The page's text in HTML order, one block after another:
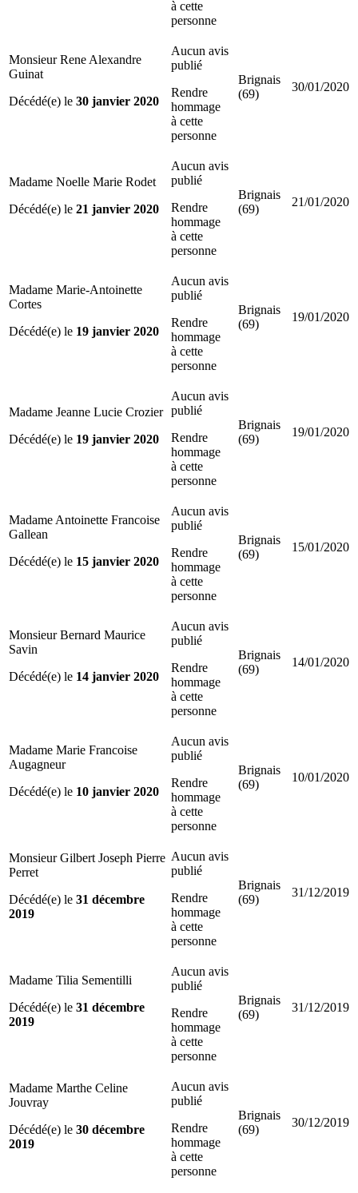
à cette
personne
Monsieur Rene Alexandre
Guinat
Décédé(e) le 30 janvier 2020
Aucun avis
publié
Rendre
hommage
à cette
personne
Brignais
(69)
30/01/2020
Madame Noelle Marie Rodet
Décédé(e) le 21 janvier 2020
Aucun avis
publié
Rendre
hommage
à cette
personne
Brignais
(69)
21/01/2020
Madame Marie-Antoinette
Cortes
Décédé(e) le 19 janvier 2020
Aucun avis
publié
Rendre
hommage
à cette
personne
Brignais
(69)
19/01/2020
Madame Jeanne Lucie Crozier
Décédé(e) le 19 janvier 2020
Aucun avis
publié
Rendre
hommage
à cette
personne
Brignais
(69)
19/01/2020
Madame Antoinette Francoise
Gallean
Décédé(e) le 15 janvier 2020
Aucun avis
publié
Rendre
hommage
à cette
personne
Brignais
(69)
15/01/2020
Monsieur Bernard Maurice
Savin
Décédé(e) le 14 janvier 2020
Aucun avis
publié
Rendre
hommage
à cette
personne
Brignais
(69)
14/01/2020
Madame Marie Francoise
Augagneur
Décédé(e) le 10 janvier 2020
Aucun avis
publié
Rendre
hommage
à cette
personne
Brignais
(69)
10/01/2020
Monsieur Gilbert Joseph Pierre
Perret
Décédé(e) le 31 décembre
2019
Aucun avis
publié
Rendre
hommage
à cette
personne
Brignais
(69)
31/12/2019
Madame Tilia Sementilli
Décédé(e) le 31 décembre
2019
Aucun avis
publié
Rendre
hommage
à cette
personne
Brignais
(69)
31/12/2019
Madame Marthe Celine
Jouvray
Décédé(e) le 30 décembre
2019
Aucun avis
publié
Rendre
hommage
à cette
personne
Brignais
(69)
30/12/2019